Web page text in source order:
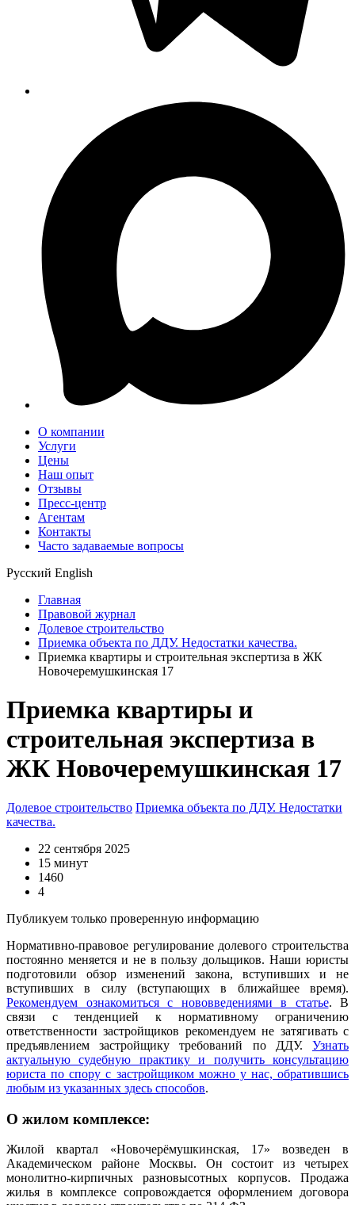
О компании
Услуги
Цены
Наш опыт
Отзывы
Пресс-центр
Агентам
Контакты
Часто задаваемые вопросы
Русский English
Главная
Правовой журнал
Долевое строительство
Приемка объекта по ДДУ. Недостатки качества.
Приемка квартиры и строительная экспертиза в ЖК
Новочеремушкинская 17
Приемка квартиры и
строительная экспертиза в
ЖК Новочеремушкинская 17
Долевое строительство Приемка объекта по ДДУ. Недостатки
качества.
22 сентября 2025
15 минут
1460
4
Публикуем только проверенную информацию
Нормативно-правовое регулирование долевого строительства
постоянно меняется и не в пользу дольщиков. Наши юристы
подготовили обзор изменений закона, вступивших и не
вступивших в силу (вступающих в ближайшее время).
Рекомендуем ознакомиться с нововведениями в статье. В
связи с тенденцией к нормативному ограничению
ответственности застройщиков рекомендуем не затягивать с
предъявлением застройщику требований по ДДУ. Узнать
актуальную судебную практику и получить консультацию
юриста по спору с застройщиком можно у нас, обратившись
любым из указанных здесь способов.
О жилом комплексе:
Жилой квартал «Новочерёмушкинская, 17» возведен в
Академическом районе Москвы. Он состоит из четырех
монолитно-кирпичных разновысотных корпусов. Продажа
жилья в комплексе сопровождается оформлением договора